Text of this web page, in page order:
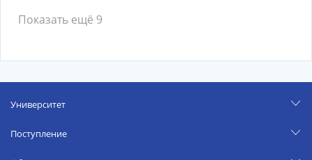
Показать ещё 9
Университет
Поступление